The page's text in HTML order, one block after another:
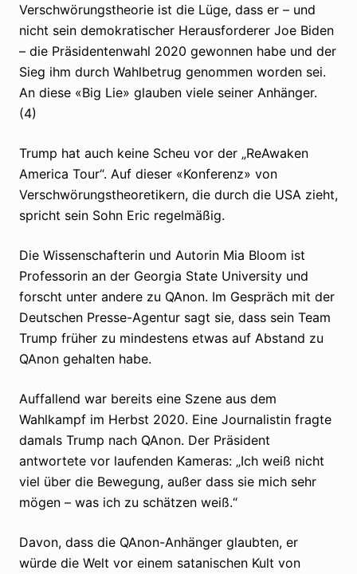
Verschwörungstheorie ist die Lüge, dass er – und
nicht sein demokratischer Herausforderer Joe Biden
– die Präsidentenwahl 2020 gewonnen habe und der
Sieg ihm durch Wahlbetrug genommen worden sei.
An diese «Big Lie» glauben viele seiner Anhänger.
(4)
Trump hat auch keine Scheu vor der „ReAwaken
America Tour“. Auf dieser «Konferenz» von
Verschwörungstheoretikern, die durch die USA zieht,
spricht sein Sohn Eric regelmäßig.
Die Wissenschafterin und Autorin Mia Bloom ist
Professorin an der Georgia State University und
forscht unter andere zu QAnon. Im Gespräch mit der
Deutschen Presse-Agentur sagt sie, dass sein Team
Trump früher zu mindestens etwas auf Abstand zu
QAnon gehalten habe.
Auffallend war bereits eine Szene aus dem
Wahlkampf im Herbst 2020. Eine Journalistin fragte
damals Trump nach QAnon. Der Präsident
antwortete vor laufenden Kameras: „Ich weiß nicht
viel über die Bewegung, außer dass sie mich sehr
mögen – was ich zu schätzen weiß.“
Davon, dass die QAnon-Anhänger glaubten, er
würde die Welt vor einem satanischen Kult von